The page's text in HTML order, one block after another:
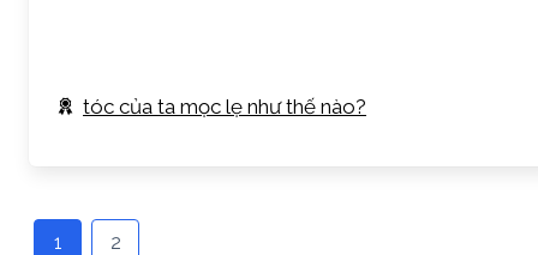
tóc của ta mọc lẹ như thế nào?
1 2